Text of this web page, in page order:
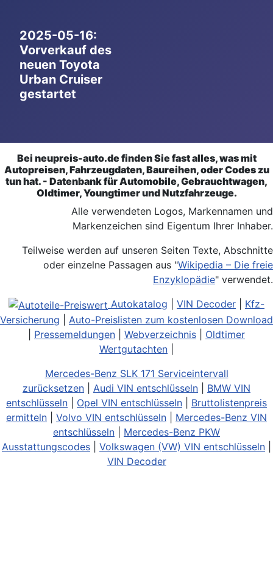
2025-05-16:
Vorverkauf des
neuen Toyota
Urban Cruiser
gestartet
Bei neupreis-auto.de finden Sie fast alles, was mit
Autopreisen, Fahrzeugdaten, Baureihen, oder Codes zu
tun hat. - Datenbank für Automobile, Gebrauchtwagen,
Oldtimer, Youngtimer und Nutzfahrzeuge.
Alle verwendeten Logos, Markennamen und
Markenzeichen sind Eigentum Ihrer Inhaber.
Teilweise werden auf unseren Seiten Texte, Abschnitte
oder einzelne Passagen aus "Wikipedia – Die freie
Enzyklopädie" verwendet.
Autokatalog
VIN Decoder
Kfz-
Versicherung
Auto-Preislisten zum kostenlosen Download
Pressemeldungen Webverzeichnis
Oldtimer
Wertgutachten
Mercedes-Benz SLK 171 Serviceintervall
zurücksetzen
Audi VIN entschlüsseln
BMW VIN
entschlüsseln
Opel VIN entschlüsseln
Bruttolistenpreis
ermitteln
Volvo VIN entschlüsseln
Mercedes-Benz VIN
entschlüsseln
Mercedes-Benz PKW
Ausstattungscodes
Volkswagen (VW) VIN entschlüsseln
VIN Decoder